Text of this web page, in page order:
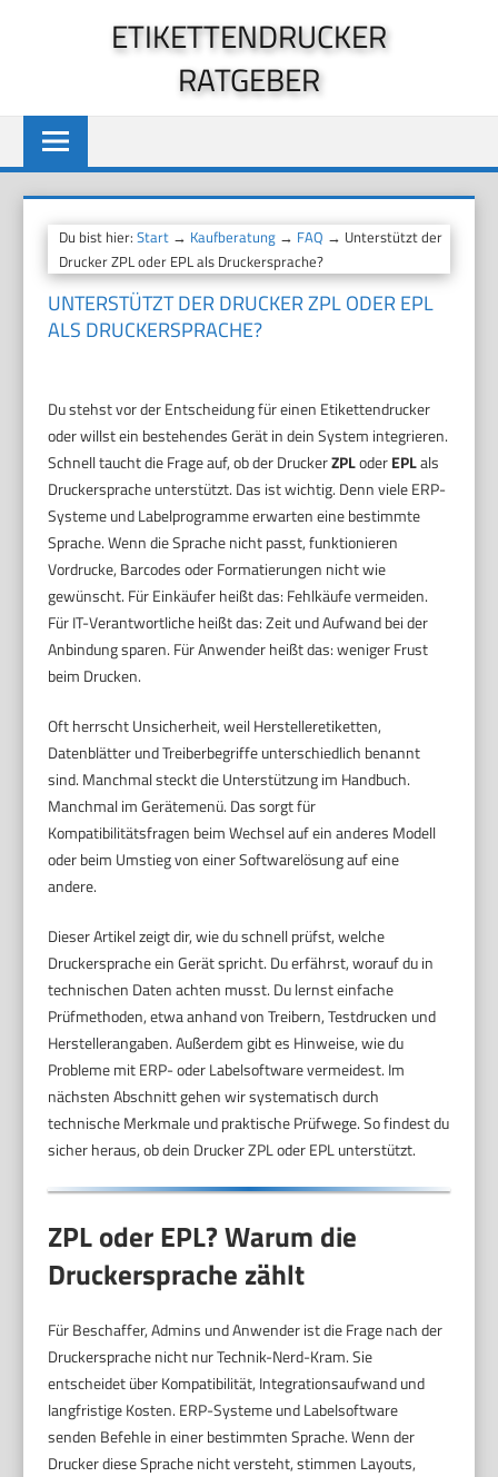
ETIKETTENDRUCKER
RATGEBER
Du bist hier:Start → Kaufberatung → FAQ → Unterstützt der
Drucker ZPL oder EPL als Druckersprache?
UNTERSTÜTZT DER DRUCKER ZPL ODER EPL
ALS DRUCKERSPRACHE?
Du stehst vor der Entscheidung für einen Etikettendrucker
oder willst ein bestehendes Gerät in dein System integrieren.
Schnell taucht die Frage auf, ob der DruckerZPLoderEPLals
Druckersprache unterstützt. Das ist wichtig. Denn viele ERP-
Systeme und Labelprogramme erwarten eine bestimmte
Sprache. Wenn die Sprache nicht passt, funktionieren
Vordrucke, Barcodes oder Formatierungen nicht wie
gewünscht. Für Einkäufer heißt das: Fehlkäufe vermeiden.
Für IT-Verantwortliche heißt das: Zeit und Aufwand bei der
Anbindung sparen. Für Anwender heißt das: weniger Frust
beim Drucken.
Oft herrscht Unsicherheit, weil Herstelleretiketten,
Datenblätter und Treiberbegriffe unterschiedlich benannt
sind. Manchmal steckt die Unterstützung im Handbuch.
Manchmal im Gerätemenü. Das sorgt für
Kompatibilitätsfragen beim Wechsel auf ein anderes Modell
oder beim Umstieg von einer Softwarelösung auf eine
andere.
Dieser Artikel zeigt dir, wie du schnell prüfst, welche
Druckersprache ein Gerät spricht. Du erfährst, worauf du in
technischen Daten achten musst. Du lernst einfache
Prüfmethoden, etwa anhand von Treibern, Testdrucken und
Herstellerangaben. Außerdem gibt es Hinweise, wie du
Probleme mit ERP- oder Labelsoftware vermeidest. Im
nächsten Abschnitt gehen wir systematisch durch
technische Merkmale und praktische Prüfwege. So findest du
sicher heraus, ob dein Drucker ZPL oder EPL unterstützt.
ZPL oder EPL? Warum die
Druckersprache zählt
Für Beschaffer, Admins und Anwender ist die Frage nach der
Druckersprache nicht nur Technik-Nerd-Kram. Sie
entscheidet über Kompatibilität, Integrationsaufwand und
langfristige Kosten. ERP-Systeme und Labelsoftware
senden Befehle in einer bestimmten Sprache. Wenn der
Drucker diese Sprache nicht versteht, stimmen Layouts,